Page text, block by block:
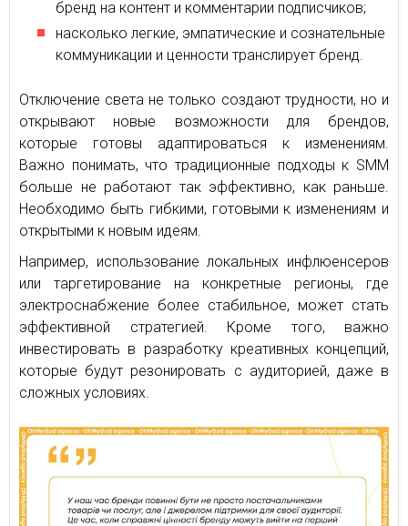
бренд на контент и комментарии подписчиков;
насколько легкие, эмпатические и сознательные
коммуникации и ценности транслирует бренд.
Отключение света не только создают трудности, но и
открывают новые возможности для брендов,
которые готовы адаптироваться к изменениям.
Важно понимать, что традиционные подходы к SMM
больше не работают так эффективно, как раньше.
Необходимо быть гибкими, готовыми к изменениям и
открытыми к новым идеям.
Например, использование локальных инфлюенсеров
или таргетирование на конкретные регионы, где
электроснабжение более стабильное, может стать
эффективной стратегией. Кроме того, важно
инвестировать в разработку креативных концепций,
которые будут резонировать с аудиторией, даже в
сложных условиях.